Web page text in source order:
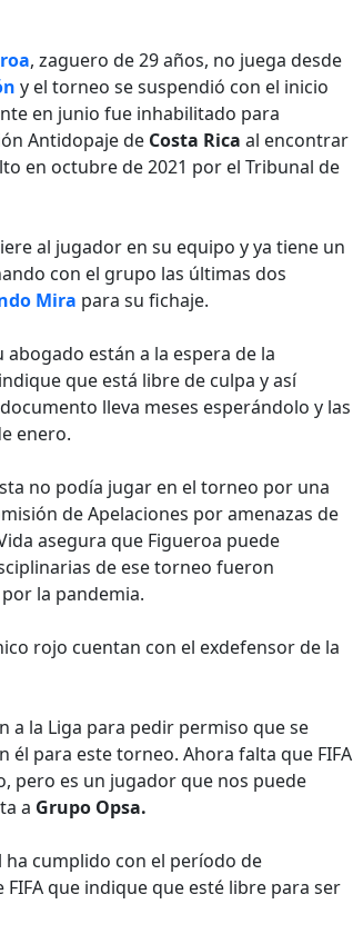
, zaguero de 29 años, no juega desde
y el torneo se suspendió con el inicio
en junio fue inhabilitado para
Antidopaje de Costa Rica al encontrar
en octubre de 2021 por el Tribunal de
al jugador en su equipo y ya tiene un
con el grupo las últimas dos
Mira para su fichaje.
están a la espera de la
que está libre de culpa y así
lleva meses esperándolo y las
enero.
no podía jugar en el torneo por una
de Apelaciones por amenazas de
asegura que Figueroa puede
de ese torneo fueron
la pandemia.
rojo cuentan con el exdefensor de la
la Liga para pedir permiso que se
para este torneo. Ahora falta que FIFA
pero es un jugador que nos puede
a Grupo Opsa.
cumplido con el período de
que indique que esté libre para ser